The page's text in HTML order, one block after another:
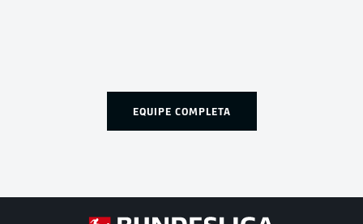
EQUIPE COMPLETA